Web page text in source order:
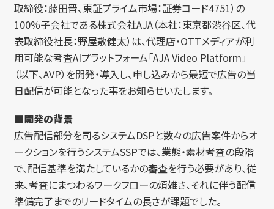
取締役：藤田晋、東証プライム市場：証券コード4751）の
100%子会社である株式会社AJA（本社：東京都渋谷区、代
表取締役社長：野屋敷健太）は、代理店・OTTメディアが利
用可能な考査AIプラットフォーム「AJA Video Platform」
（以下、AVP）を開発・導入し、申し込みから最短で広告の当
日配信が可能となった事をお知らせいたします。
■開発の背景
広告配信部分を司るシステムDSPと数々の広告案件からオ
ークションを行うシステムSSPでは、業態・素材考査の段階
で、配信基準を満たしているかの審査を行う必要があり、従
来、考査にまつわるワークフローの煩雑さ、それに伴う配信
準備完了までのリードタイムの長さが課題でした。